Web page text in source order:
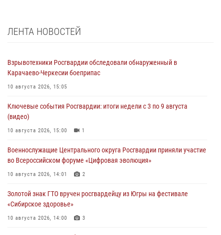
ЛЕНТА НОВОСТЕЙ
Взрывотехники Росгвардии обследовали обнаруженный в
Карачаево-Черкесии боеприпас
10 августа 2026, 15:05
Ключевые события Росгвардии: итоги недели с 3 по 9 августа
(видео)
10 августа 2026, 15:00 1
Военнослужащие Центрального округа Росгвардии приняли участие
во Всероссийском форуме «Цифровая эволюция»
10 августа 2026, 14:01 2
Золотой знак ГТО вручен росгвардейцу из Югры на фестивале
«Сибирское здоровье»
10 августа 2026, 14:00 3